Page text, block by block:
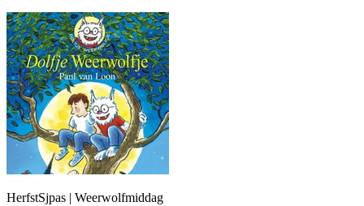
HerfstSjpas | Weerwolfmiddag